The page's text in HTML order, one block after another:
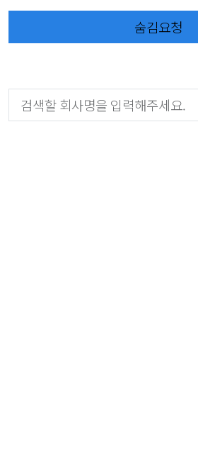
숨김요청